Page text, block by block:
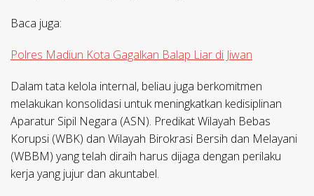
Baca juga:
Polres Madiun Kota Gagalkan Balap Liar di Jiwan
Dalam tata kelola internal, beliau juga berkomitmen
melakukan konsolidasi untuk meningkatkan kedisiplinan
Aparatur Sipil Negara (ASN). Predikat Wilayah Bebas
Korupsi (WBK) dan Wilayah Birokrasi Bersih dan Melayani
(WBBM) yang telah diraih harus dijaga dengan perilaku
kerja yang jujur dan akuntabel.